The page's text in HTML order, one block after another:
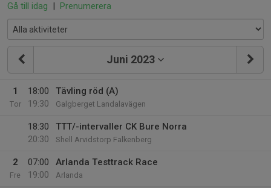
Gå till idag | Prenumerera
Juni 2023
1
Tor
18:00
19:30
Tävling röd (A)
Galgberget Landalavägen
18:30
20:30
TTT/-intervaller CK Bure Norra
Shell Arvidstorp Falkenberg
2
Fre
07:00
19:00
Arlanda Testtrack Race
Arlanda